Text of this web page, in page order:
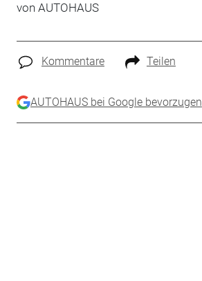
von AUTOHAUS
Kommentare Teilen
AUTOHAUS bei Google bevorzugen